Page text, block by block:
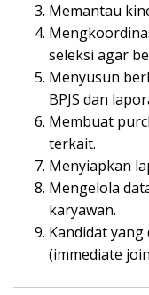
Memantau
seleksi agar
Menyusun
BPJS dan
Membuat
terkait.
Menyiapkan
Mengelola
karyawan.
Kandidat
(immediate